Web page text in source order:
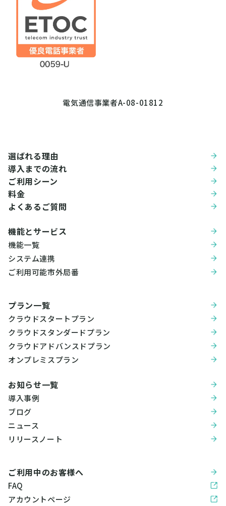
電気通信事業者A-08-01812
選ばれる理由
導入までの流れ
ご利用シーン
料金
よくあるご質問
機能とサービス
機能一覧
システム連携
ご利用可能市外局番
プラン一覧
クラウドスタートプラン
クラウドスタンダードプラン
クラウドアドバンスドプラン
オンプレミスプラン
お知らせ一覧
導入事例
ブログ
ニュース
リリースノート
ご利用中のお客様へ
FAQ
アカウントページ